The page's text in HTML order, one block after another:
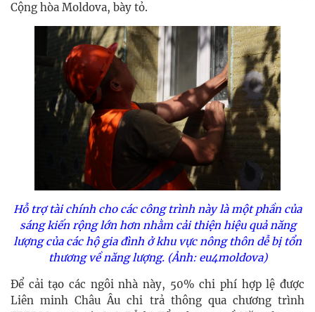
Cộng hòa Moldova, bày tỏ.
Hỗ trợ tài chính cho các công trình này là một phần của
sáng kiến rộng lớn hơn nhằm cải thiện hiệu quả năng
lượng của các hộ gia đình ở khu vực nông thôn dễ bị tổn
thương về năng lượng. (Ảnh: eu4moldova)
Để cải tạo các ngôi nhà này, 50% chi phí hợp lệ được
Liên minh Châu Âu chi trả thông qua chương trình